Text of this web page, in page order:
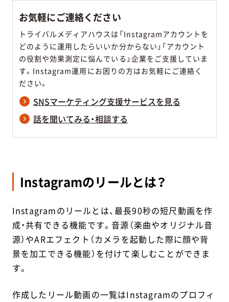
お気軽にご連絡ください
トライバルメディアハウスは「Instagramアカウントを
どのように運用したらいいか分からない」「アカウント
の役割や効果測定に悩んでいる」企業をご支援していま
す。Instagram運用にお困りの方はお気軽にご連絡く
ださい。
SNSマーケティング支援サービスを見る
話を聞いてみる・相談する
Instagramのリールとは？
Instagramのリールとは、最長90秒の短尺動画を作
成・共有できる機能です。音源（楽曲やオリジナル音
源）やARエフェクト（カメラを起動した際に顔や背
景を加工できる機能）を付けて楽しむことができま
す。
作成したリール動画の一覧はInstagramのプロフィ